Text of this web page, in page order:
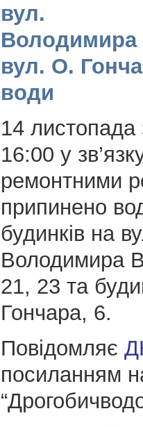
вул.
Володимира
вул. О.
води
14
16:00 у
ремонтними
припинено
будинків на
Володимира
21, 23 та
Гончара, 6.
Повідомляє
посиланням